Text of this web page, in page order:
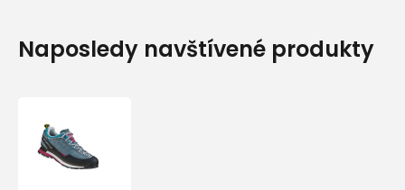
Naposledy navštívené produkty